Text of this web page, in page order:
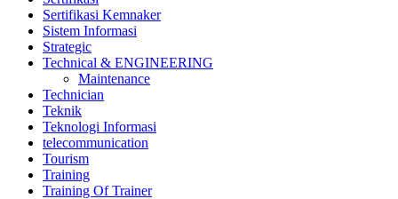
Sertifikasi Kemnaker
Sistem Informasi
Strategic
Technical & ENGINEERING
Maintenance
Technician
Teknik
Teknologi Informasi
telecommunication
Tourism
Training
Training Of Trainer